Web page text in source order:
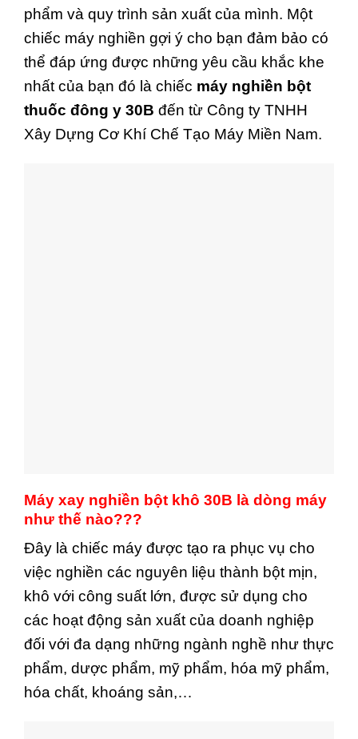
phẩm và quy trình sản xuất của mình. Một
chiếc máy nghiền gợi ý cho bạn đảm bảo có
thể đáp ứng được những yêu cầu khắc khe
nhất của bạn đó là chiếc máy nghiền bột
thuốc đông y 30B đến từ Công ty TNHH
Xây Dựng Cơ Khí Chế Tạo Máy Miền Nam.
Máy xay nghiền bột khô 30B là dòng máy
như thế nào???
Đây là chiếc máy được tạo ra phục vụ cho
việc nghiền các nguyên liệu thành bột mịn,
khô với công suất lớn, được sử dụng cho
các hoạt động sản xuất của doanh nghiệp
đối với đa dạng những ngành nghề như thực
phẩm, dược phẩm, mỹ phẩm, hóa mỹ phẩm,
hóa chất, khoáng sản,…